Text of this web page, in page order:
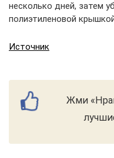
несколько дней, затем
полиэтиленовой
Источник
Жми